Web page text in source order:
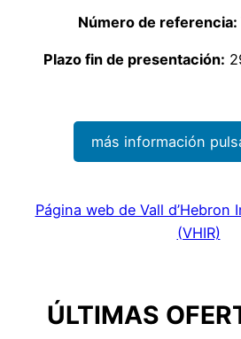
Número de referencia:
Plazo fin de presentación:
más información
Página web de Vall d’Hebron
(VHIR)
ÚLTIMAS